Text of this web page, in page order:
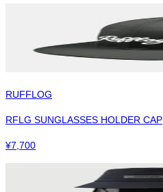
RUFFLOG
RFLG SUNGLASSES HOLDER CAP
¥7,700